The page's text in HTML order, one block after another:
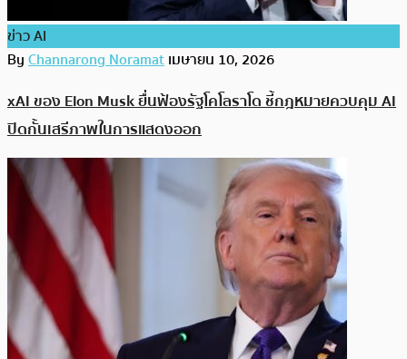
ข่าว AI
ByChannarong Noramatเมษายน 10, 2026
xAI ของ Elon Musk ยื่นฟ้องรัฐโคโลราโด ชี้กฎหมายควบคุม AI
ปิดกั้นเสรีภาพในการแสดงออก